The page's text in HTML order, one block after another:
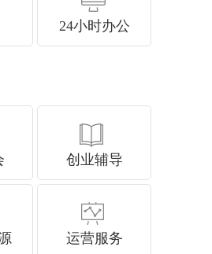
24小时办公
创业辅导
运营服务